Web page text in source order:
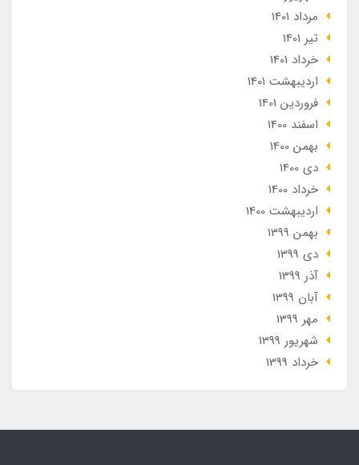
مرداد 1401
تير 1401
خرداد 1401
ارديبهشت 1401
فروردین 1401
اسفند 1400
بهمن 1400
دی 1400
خرداد 1400
ارديبهشت 1400
بهمن 1399
دی 1399
آذر 1399
آبان 1399
مهر 1399
شهریور 1399
خرداد 1399